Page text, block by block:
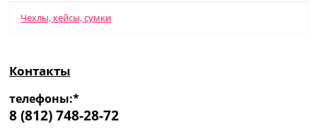
Чехлы, кейсы, сумки
Контакты
телефоны:*
8 (812) 748-28-72